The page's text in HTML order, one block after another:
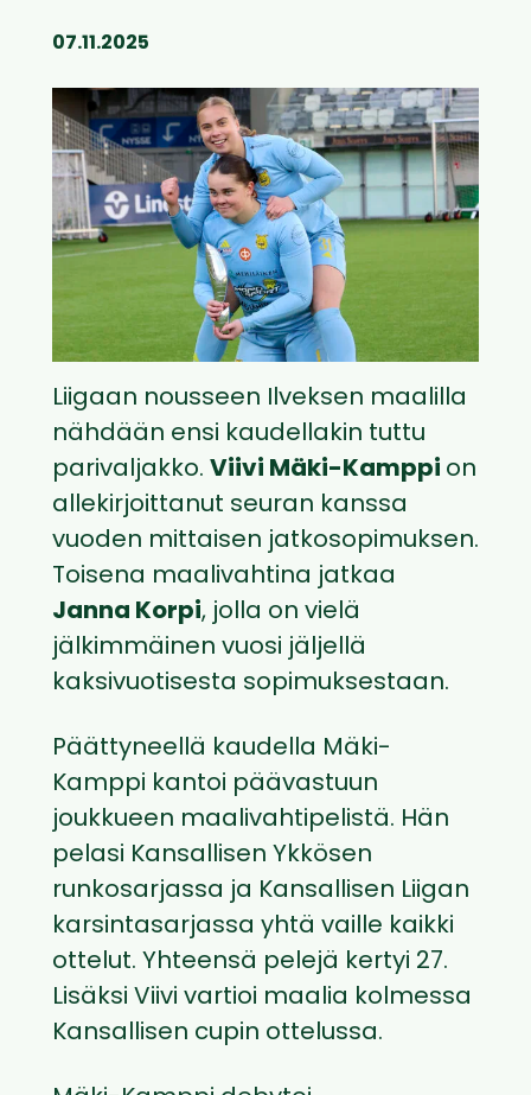
07.11.2025
Liigaan nousseen Ilveksen maalilla
nähdään ensi kaudellakin tuttu
parivaljakko. Viivi Mäki-Kamppi on
allekirjoittanut seuran kanssa
vuoden mittaisen jatkosopimuksen.
Toisena maalivahtina jatkaa
Janna Korpi, jolla on vielä
jälkimmäinen vuosi jäljellä
kaksivuotisesta sopimuksestaan.
Päättyneellä kaudella Mäki-
Kamppi kantoi päävastuun
joukkueen maalivahtipelistä. Hän
pelasi Kansallisen Ykkösen
runkosarjassa ja Kansallisen Liigan
karsintasarjassa yhtä vaille kaikki
ottelut. Yhteensä pelejä kertyi 27.
Lisäksi Viivi vartioi maalia kolmessa
Kansallisen cupin ottelussa.